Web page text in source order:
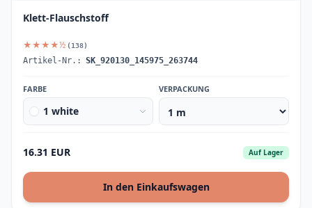
Klett-Flauschstoff
★★★★½ (138)
Artikel-Nr.: SK_920130_145975_263744
FARBE
1 white
VERPACKUNG
16.31 EUR Auf Lager
In den Einkaufswagen